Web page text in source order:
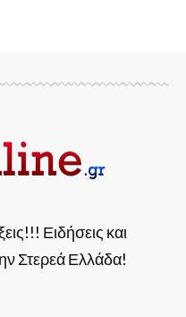
Ειδήσεις και
Στερεά Ελλάδα!